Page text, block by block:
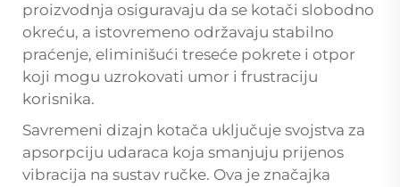
proizvodnja osiguravaju da se kotači slobodno
okreću, a istovremeno održavaju stabilno
praćenje, eliminišući treseće pokrete i otpor
koji mogu uzrokovati umor i frustraciju
korisnika.
Savremeni dizajn kotača uključuje svojstva za
apsorpciju udaraca koja smanjuju prijenos
vibracija na sustav ručke. Ova je značajka